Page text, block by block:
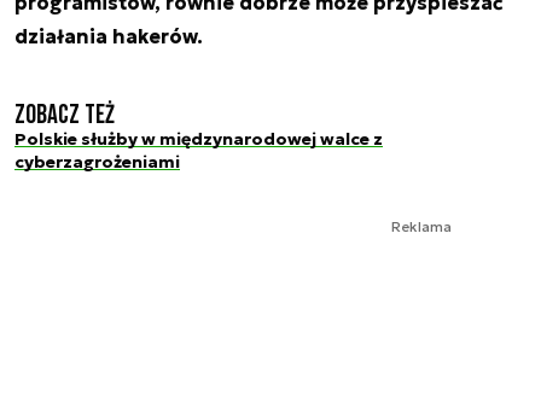
działania hakerów.
Zobacz też
Polskie służby w międzynarodowej walce z
cyberzagrożeniami
Reklama